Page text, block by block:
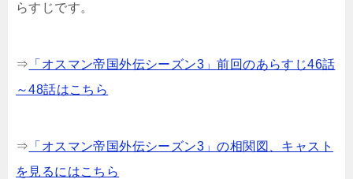
らすじです。
⇒ 「オスマン帝国外伝シーズン3」前回のあらすじ46話
～48話はこちら
⇒ 「オスマン帝国外伝シーズン3」の相関図、キャスト
を見るにはこちら